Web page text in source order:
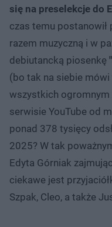
się na preselekcje do
czas temu postanowił
razem muzyczną i w
debiutancką piosenkę
(bo tak na siebie mówi
wszystkich ogromnym
serwisie YouTube od
ponad 378 tysięcy
2025? W tak
Edyta Górniak
ciekawe jest
Szpak, Cleo, a także